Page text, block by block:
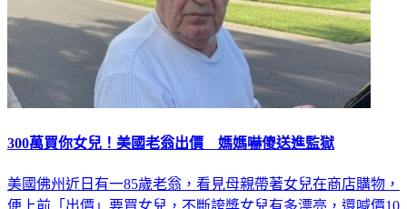
300萬買你女兒！美國老翁出價 媽媽嚇傻送進監獄
美國佛州近日有一85歲老翁，看見母親帶著女兒在商店購物，
便上前「出價」要買女兒，不斷誇獎女兒有多漂亮，還喊價10